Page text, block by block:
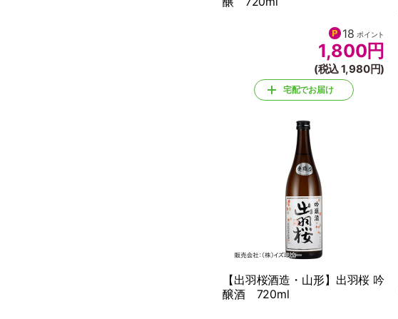
18 ポイント
1,800円
(税込 1,980円)
宅配でお届け
【出羽桜酒造・山形】出羽桜 吟
醸酒 720ml